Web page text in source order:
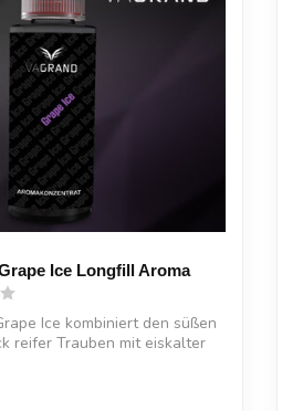
Ice Longfill Aroma
Ice kombiniert den süßen
reifer Trauben mit eiskalter